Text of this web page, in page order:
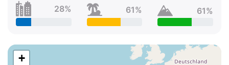
28%
61%
61%
+